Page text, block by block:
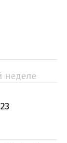
неделе